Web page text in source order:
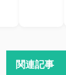
関連記事